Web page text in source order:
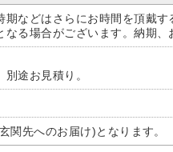
期などはさらにお時間を頂戴
る場合がございます。納期、
途お見積り。
関先へのお届け)となります。